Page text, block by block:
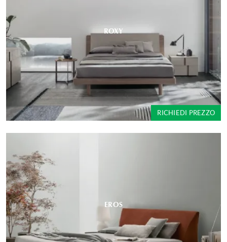
ROXY
RICHIEDI PREZZO
EROS